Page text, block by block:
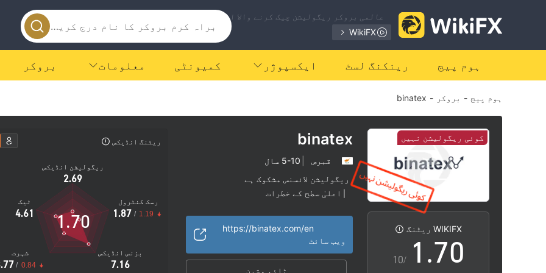
عالمی بروکر ریگولیشن چیک کرنے والا ایپ
WikiFX
ہوم پیج رینکنگ لسٹ ایکسپوژر کمیونٹی معلومات بروکر
ہوم پیج - بروکر -
binatex
کوئی ریگولیشن نہیں
WIKIFX ریٹنگ
0
1 .
1
2
3
4
5
6
70
/10
binatex
قبرص
5-10 سال
ریگولیشن لائسنس مشکوک ہے
اعلیٰ سطح کے خطرات
https://binatex.com/en
ویب سائٹ
ٹائم مشین
ریٹنگ انڈیکس
ریگولیشن انڈیکس
2.69
ٹیک
4.61
شہرت
/ 0.84
بزنس انڈیکس
7.16
رسک کنٹرول
1.87 / 1.19
1.70